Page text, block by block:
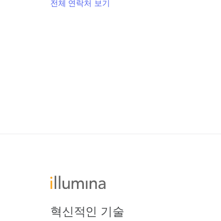
전체 연락처 보기
혁신적인 기술